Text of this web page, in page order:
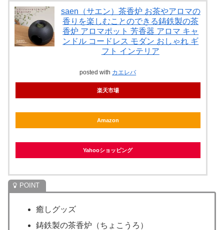
saen（サエン）茶香炉 お茶やアロマの
香りを楽しむことのできる鋳鉄製の茶
香炉 アロマポット 芳香器 アロマ キャ
ンドル コードレス モダン おしゃれ ギ
フト インテリア
posted with カエレバ
楽天市場
Amazon
Yahooショッピング
癒しグッズ
鋳鉄製の茶香炉（ちょこうろ）